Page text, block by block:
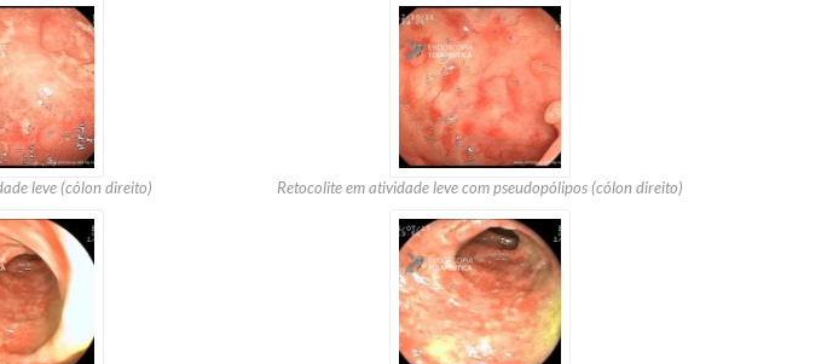
leve (cólon direito) Retocolite em atividade leve com pseudopólipos (cólon direito)